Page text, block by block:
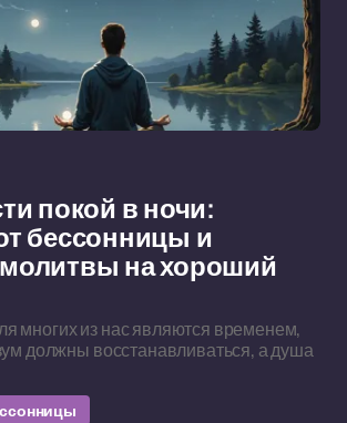
покой в ночи:
бессонницы и
на хороший
многих из нас являются временем,
должны восстанавливаться, а душа